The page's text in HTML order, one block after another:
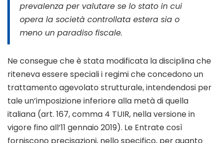
prevalenza per valutare se lo stato in cui
opera la società controllata estera sia o
meno un paradiso fiscale.
Ne consegue che è stata modificata la disciplina che
riteneva essere speciali i regimi che concedono un
trattamento agevolato strutturale, intendendosi per
tale un’imposizione inferiore alla metà di quella
italiana (art. 167, comma 4 TUIR, nella versione in
vigore fino all’11 gennaio 2019). Le Entrate così